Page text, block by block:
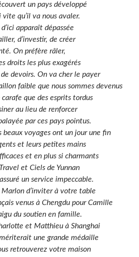
un pays développé
vite qu’il va nous avaler.
apparaît dépassée
d’investir, de créer
On préfère râler,
droits les plus exagérés
devoirs. On va cher le payer
faible que nous sommes devenus
carafe que des esprits tordus
au lieu de renforcer
par ces pays pointus.
beaux voyages ont un jour une fin
et leurs petites mains
et en plus si charmants
et Ciels de Yunnan
un service impeccable.
d’inviter à votre table
venus à Chengdu pour Camille
du soutien en famille.
et Matthieu à Shanghai
une grande médaille
retrouverez votre maison